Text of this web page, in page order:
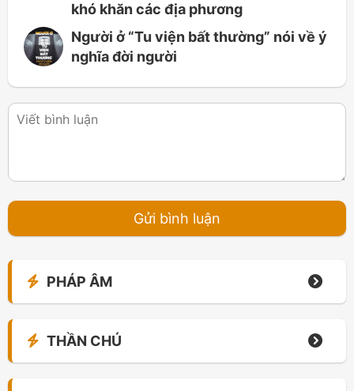
khó khăn các địa phương
Người ở “Tu viện bất thường” nói về ý
nghĩa đời người
PHÁP ÂM
THẦN CHÚ